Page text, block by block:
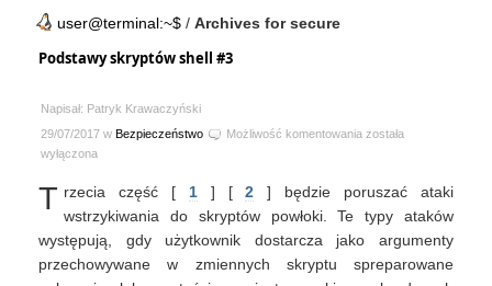
user@terminal:~$ / Archives for secure
Podstawy skryptów shell #3
Napisał: Patryk Krawaczyński
29/07/2017 w Bezpieczeństwo Możliwość komentowania Podstawy
#3
została
wyłączona
T rzecia część [ 1] [2 ] będzie poruszać ataki
wstrzykiwania do skryptów powłoki. Te typy ataków
występują, gdy użytkownik dostarcza jako argumenty
przechowywane w zmiennych skryptu spreparowane